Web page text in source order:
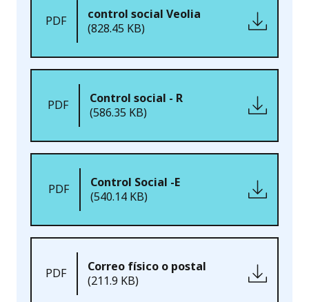
PDF
control social Veolia
(828.45 KB)
PDF
Control social - R
(586.35 KB)
PDF
Control Social -E
(540.14 KB)
PDF
Correo físico o postal
(211.9 KB)